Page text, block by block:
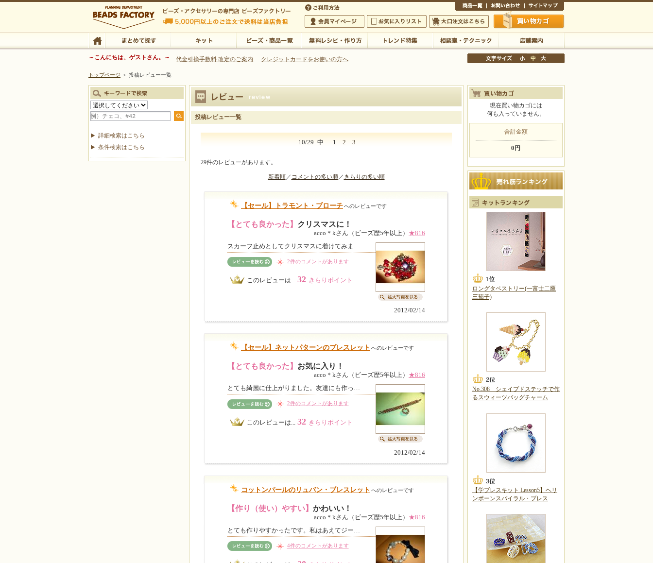
ビーズファクトリー ビーズ・パーツ・金具など・アクセサリーの専門店
ビーズ・アクセサリーの専門店 ビーズファクトリー 5,000円以上のご注文で送料は当店が負担いたします
ビーズ・アクセサリーの専門店 ビーズファクトリー 5,000円以上のご注文で送料は当店が負担いたします
会員マイページ
お気に入りリスト 大口注文はこちら 買い物かご
TOP まとめて探す 店舗案内
～こんにちは、ゲストさん。～ 代金引換手数料 改定のご案内 クレジットカードをお使いの方へ
トップページ > 投稿レビュー一覧
投稿レビュー一覧
10/29 中 1 2 3
29件のレビューがあります。
新着順／ コメントの多い順／ きらりの多い順
【セール】トラモント・ブローチへのレビューです
【とても良かった】 クリスマスに！
acco＊kさん（ビーズ歴5年以上） ★816
スカーフ止めとしてクリスマスに着けてみま…
2件のコメントがあります
このレビューは... 32 きらりポイント
2012/02/14
【セール】ネットパターンのブレスレット へのレビューです
【とても良かった】 お気に入り！
acco＊kさん（ビーズ歴5年以上） ★816
とても綺麗に仕上がりました。友達にも作っ…
2件のコメントがあります
このレビューは... 32 きらりポイント
2012/02/14
コットンパールのリュバン・ブレスレット へのレビューです
【作り（使い）やすい】 かわいい！
acco＊kさん（ビーズ歴5年以上） ★816
とても作りやすかったです。私はあえてジー…
4件のコメントがあります
詳細検索はこちら
条件検索はこちら
現在買い物カゴには
何も入っていません。
合計金額
0円
ロングタペストリー(一富士二鷹
三茄子)
No.308 シェイプドステッチで作
るスウィーツバッグチャーム
【学ブレスキット Lesson5】ヘリ
ンボーンスパイラル・ブレス